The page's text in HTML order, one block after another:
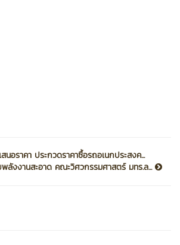
นอราคา ประกวดราคาซื้อรถอเนกประสงค...
ลังงานสะอาด คณะวิศวกรรมศาสตร์ มทร.ล...